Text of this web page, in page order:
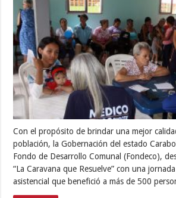
Con el propósito de brindar una mejor
población, la Gobernación del estado
Fondo de Desarrollo Comunal (Fondeco),
“La Caravana que Resuelve” con una
asistencial que benefició a más de 500